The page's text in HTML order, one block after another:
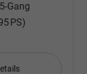
Gang
PS)